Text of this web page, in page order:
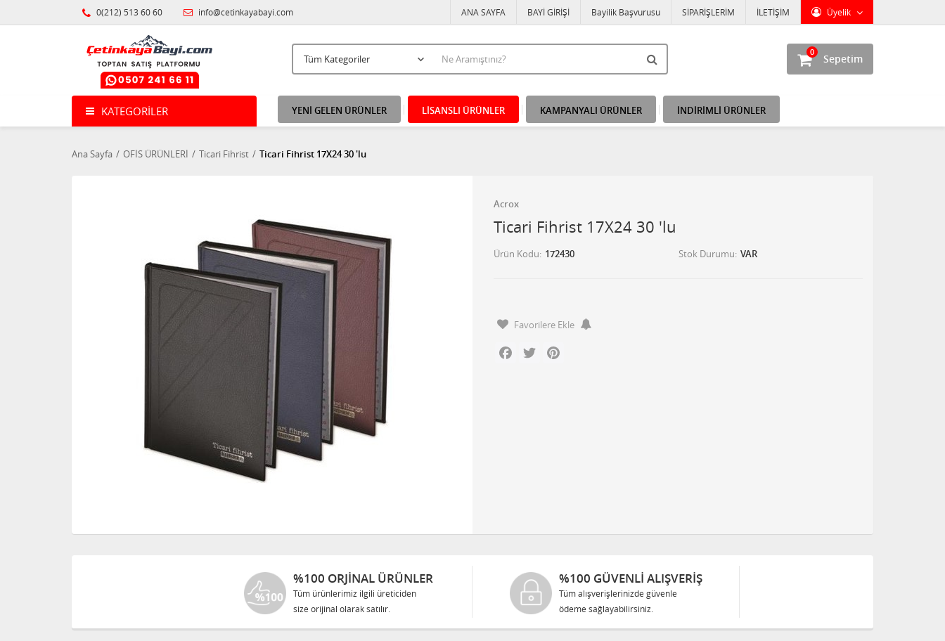
0(212) 513 60 60 info@cetinkayabayi.com Üyelik
ANA SAYFA BAYİ GİRİŞİ Bayilik Başvurusu SİPARİŞLERİM İLETİŞİM
Sepetim
0
KATEGORILER YENİ GELEN ÜRÜNLER LİSANSLI ÜRÜNLER KAMPANYALI ÜRÜNLER İNDİRİMLİ ÜRÜNLER
Ana Sayfa OFİS ÜRÜNLERİ Ticari Fihrist Ticari Fihrist 17X24 30 'lu
Acrox
Ticari Fihrist 17X24 30 'lu
Ürün Kodu 172430 Stok Durumu VAR
Favorilere Ekle
Facebook
Twitter
%100 ORJINAL ÜRÜNLER
Tüm ürünlerimiz ilgili üreticiden
size orijinal olarak satılır.
%100 GÜVENLİ ALIŞVERİŞ
Tüm alışverişlerinizde güvenle
ödeme sağlayabilirsiniz.